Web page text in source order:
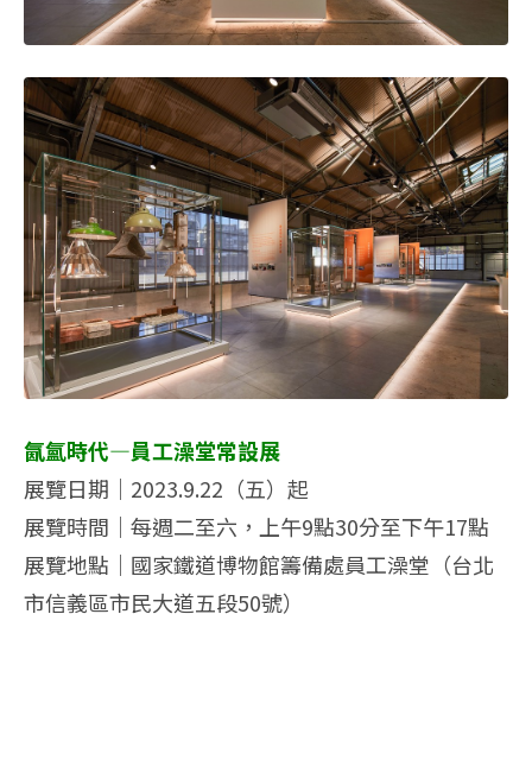
氤氳時代—員工澡堂常設展
展覽日期｜2023.9.22（五）起
展覽時間｜每週二至六，上午9點30分至下午17點
展覽地點｜國家鐵道博物館籌備處員工澡堂（台北
市信義區市民大道五段50號）